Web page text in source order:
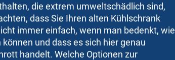
die extrem umweltschädlich sind,
dass Sie Ihren alten Kühlschrank
immer einfach, wenn man bedenkt, wie
und dass es sich hier genau
handelt. Welche Optionen zur